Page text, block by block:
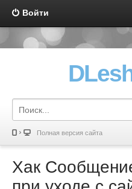
Войти
Полная версия сайта
Хак